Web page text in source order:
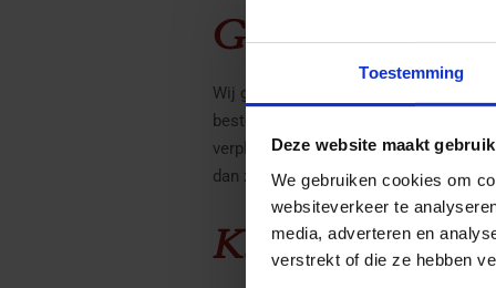
Toestemming
Deze website maakt
We gebruiken cookies om
websiteverkeer te
media, adverteren en
verstrekt of die ze hebben
Garantie
Wij geven om onze producten en
bestelling kapot gaat tijdens
verplicht om binnen twee maanden
dan zullen wij kosteloos zorg dragen
Klachten